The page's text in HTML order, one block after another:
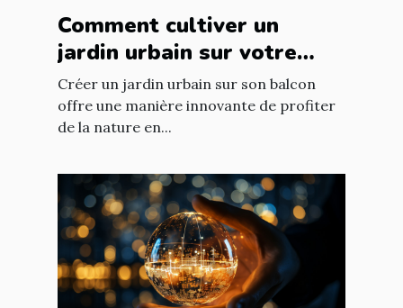
Comment cultiver un
jardin urbain sur votre
balcon
Créer un jardin urbain sur son balcon
offre une manière innovante de profiter
de la nature en...